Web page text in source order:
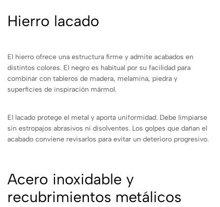
Hierro lacado
El hierro ofrece una estructura firme y admite acabados en
distintos colores. El negro es habitual por su facilidad para
combinar con tableros de madera, melamina, piedra y
superficies de inspiración mármol.
El lacado protege el metal y aporta uniformidad. Debe limpiarse
sin estropajos abrasivos ni disolventes. Los golpes que dañan el
acabado conviene revisarlos para evitar un deterioro progresivo.
Acero inoxidable y
recubrimientos metálicos